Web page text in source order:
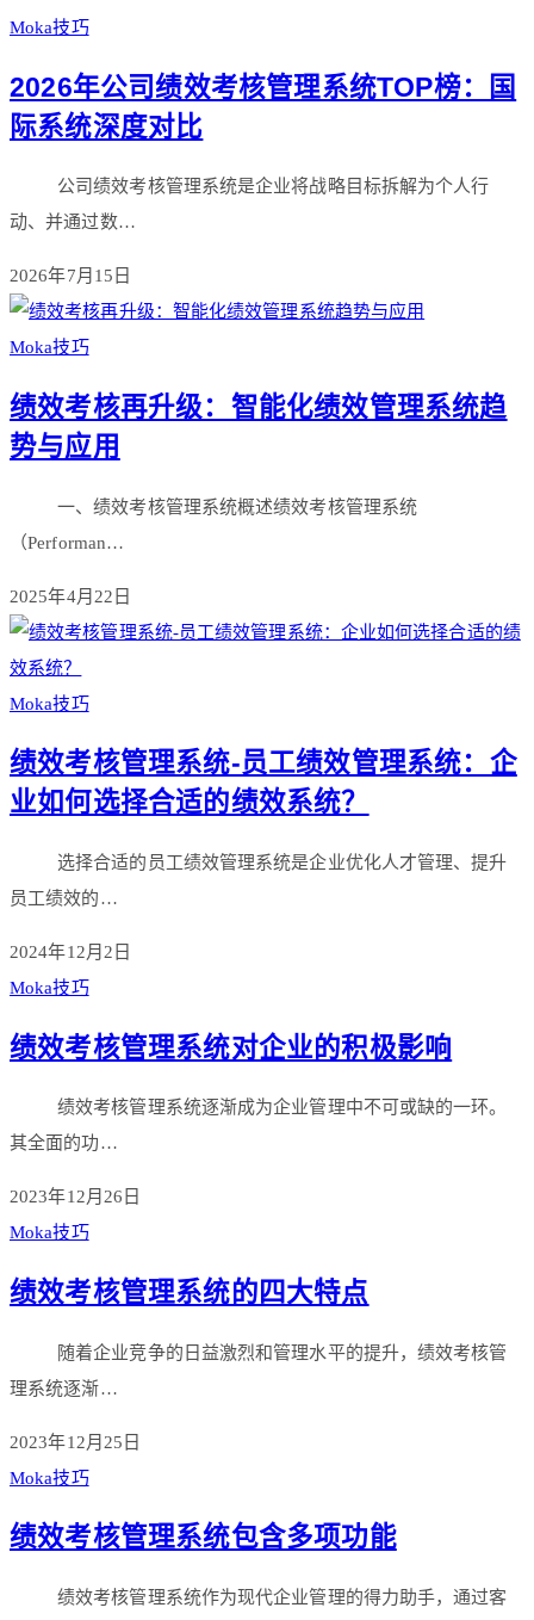
Moka技巧
2026年公司绩效考核管理系统TOP榜：国
际系统深度对比
公司绩效考核管理系统是企业将战略目标拆解为个人行
动、并通过数…
2026年7月15日
Moka技巧
绩效考核再升级：智能化绩效管理系统趋
势与应用
一、绩效考核管理系统概述绩效考核管理系统
（Performan…
2025年4月22日
Moka技巧
绩效考核管理系统-员工绩效管理系统：企
业如何选择合适的绩效系统？
选择合适的员工绩效管理系统是企业优化人才管理、提升
员工绩效的…
2024年12月2日
Moka技巧
绩效考核管理系统对企业的积极影响
绩效考核管理系统逐渐成为企业管理中不可或缺的一环。
其全面的功…
2023年12月26日
Moka技巧
绩效考核管理系统的四大特点
随着企业竞争的日益激烈和管理水平的提升，绩效考核管
理系统逐渐…
2023年12月25日
Moka技巧
绩效考核管理系统包含多项功能
绩效考核管理系统作为现代企业管理的得力助手，通过客